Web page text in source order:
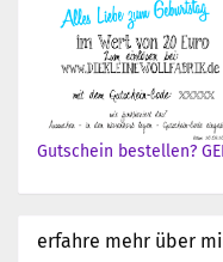
Gutschein bestellen?
erfahre mehr über